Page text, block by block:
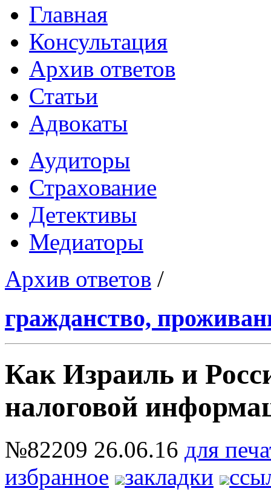
Главная
Консультация
Архив ответов
Статьи
Адвокаты
Аудиторы
Страхование
Детективы
Медиаторы
Архив ответов /
гражданство,
Как Израиль и
налоговой
№82209 26.06.16 для
избранное
закладки